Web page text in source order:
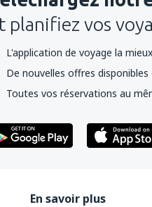
planifiez vos
L'application de voyage la
De nouvelles offres
Toutes vos réservations au
En savoir plus